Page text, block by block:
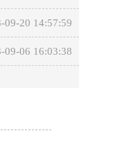
09-20 14:57:59
09-06 16:03:38